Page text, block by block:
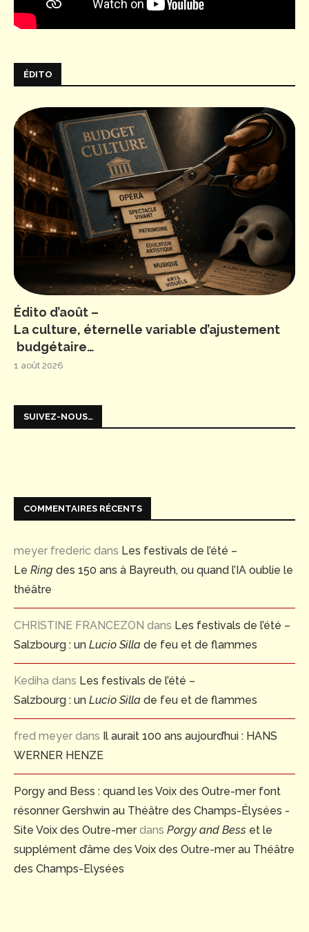
ÉDITO
Édito d’août –
La culture, éternelle variable d’ajustement
budgétaire…
1 août 2026
SUIVEZ-NOUS…
COMMENTAIRES RÉCENTS
meyer frederic dans Les festivals de l’été –
Le Ring des 150 ans à Bayreuth, ou quand l’IA oublie le
théâtre
CHRISTINE FRANCEZON dans Les festivals de l’été –
Salzbourg : un Lucio Silla de feu et de flammes
Kediha dans Les festivals de l’été –
Salzbourg : un Lucio Silla de feu et de flammes
fred meyer dans Il aurait 100 ans aujourd’hui : HANS
WERNER HENZE
Porgy and Bess : quand les Voix des Outre-mer font
résonner Gershwin au Théâtre des Champs-Élysées -
Site Voix des Outre-merdans Porgy and Bess et le
supplément d’âme des Voix des Outre-mer au Théâtre
des Champs-Elysées